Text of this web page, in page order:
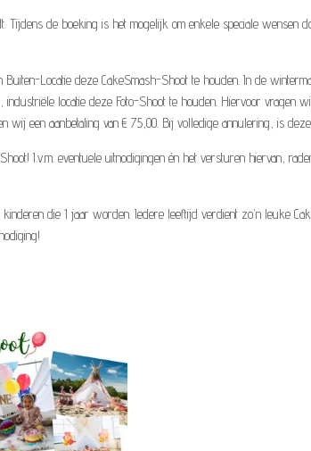
Tijdens de boeking is het mogelijk om enkele speciale
Buiten-Locatie deze CakeSmash-Shoot te houden. In de
locatie deze Foto-Shoot te houden. Hiervoor vragen
wij een aanbetaling van € 75,00. Bij volledige annulering, is
I.v.m. eventuele uitnodigingen én het versturen hiervan,
die 1 jaar worden. Iedere leeftijd verdient zo'n leuke